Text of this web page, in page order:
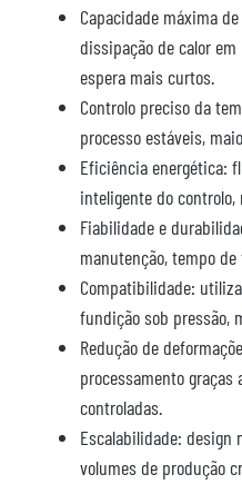
Capacidade máxima
dissipação de calor
espera mais curtos.
Controlo preciso da
processo estáveis,
Eficiência energética:
inteligente do
Fiabilidade e
manutenção, tempo
Compatibilidade:
fundição sob pressão,
Redução de
processamento
controladas.
Escalabilidade: design
volumes de produção